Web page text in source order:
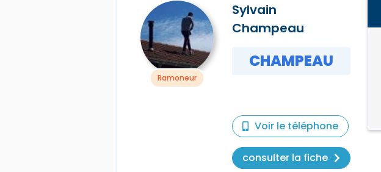
Ramoneur
Sylvain
Champeau
CHAMPEAU
Voir le téléphone
consulter la fiche